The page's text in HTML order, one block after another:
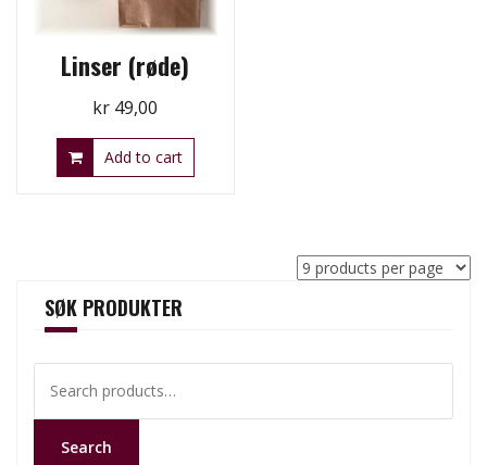
Linser (røde)
kr 49,00
Add to cart
SØK PRODUKTER
for:
Search